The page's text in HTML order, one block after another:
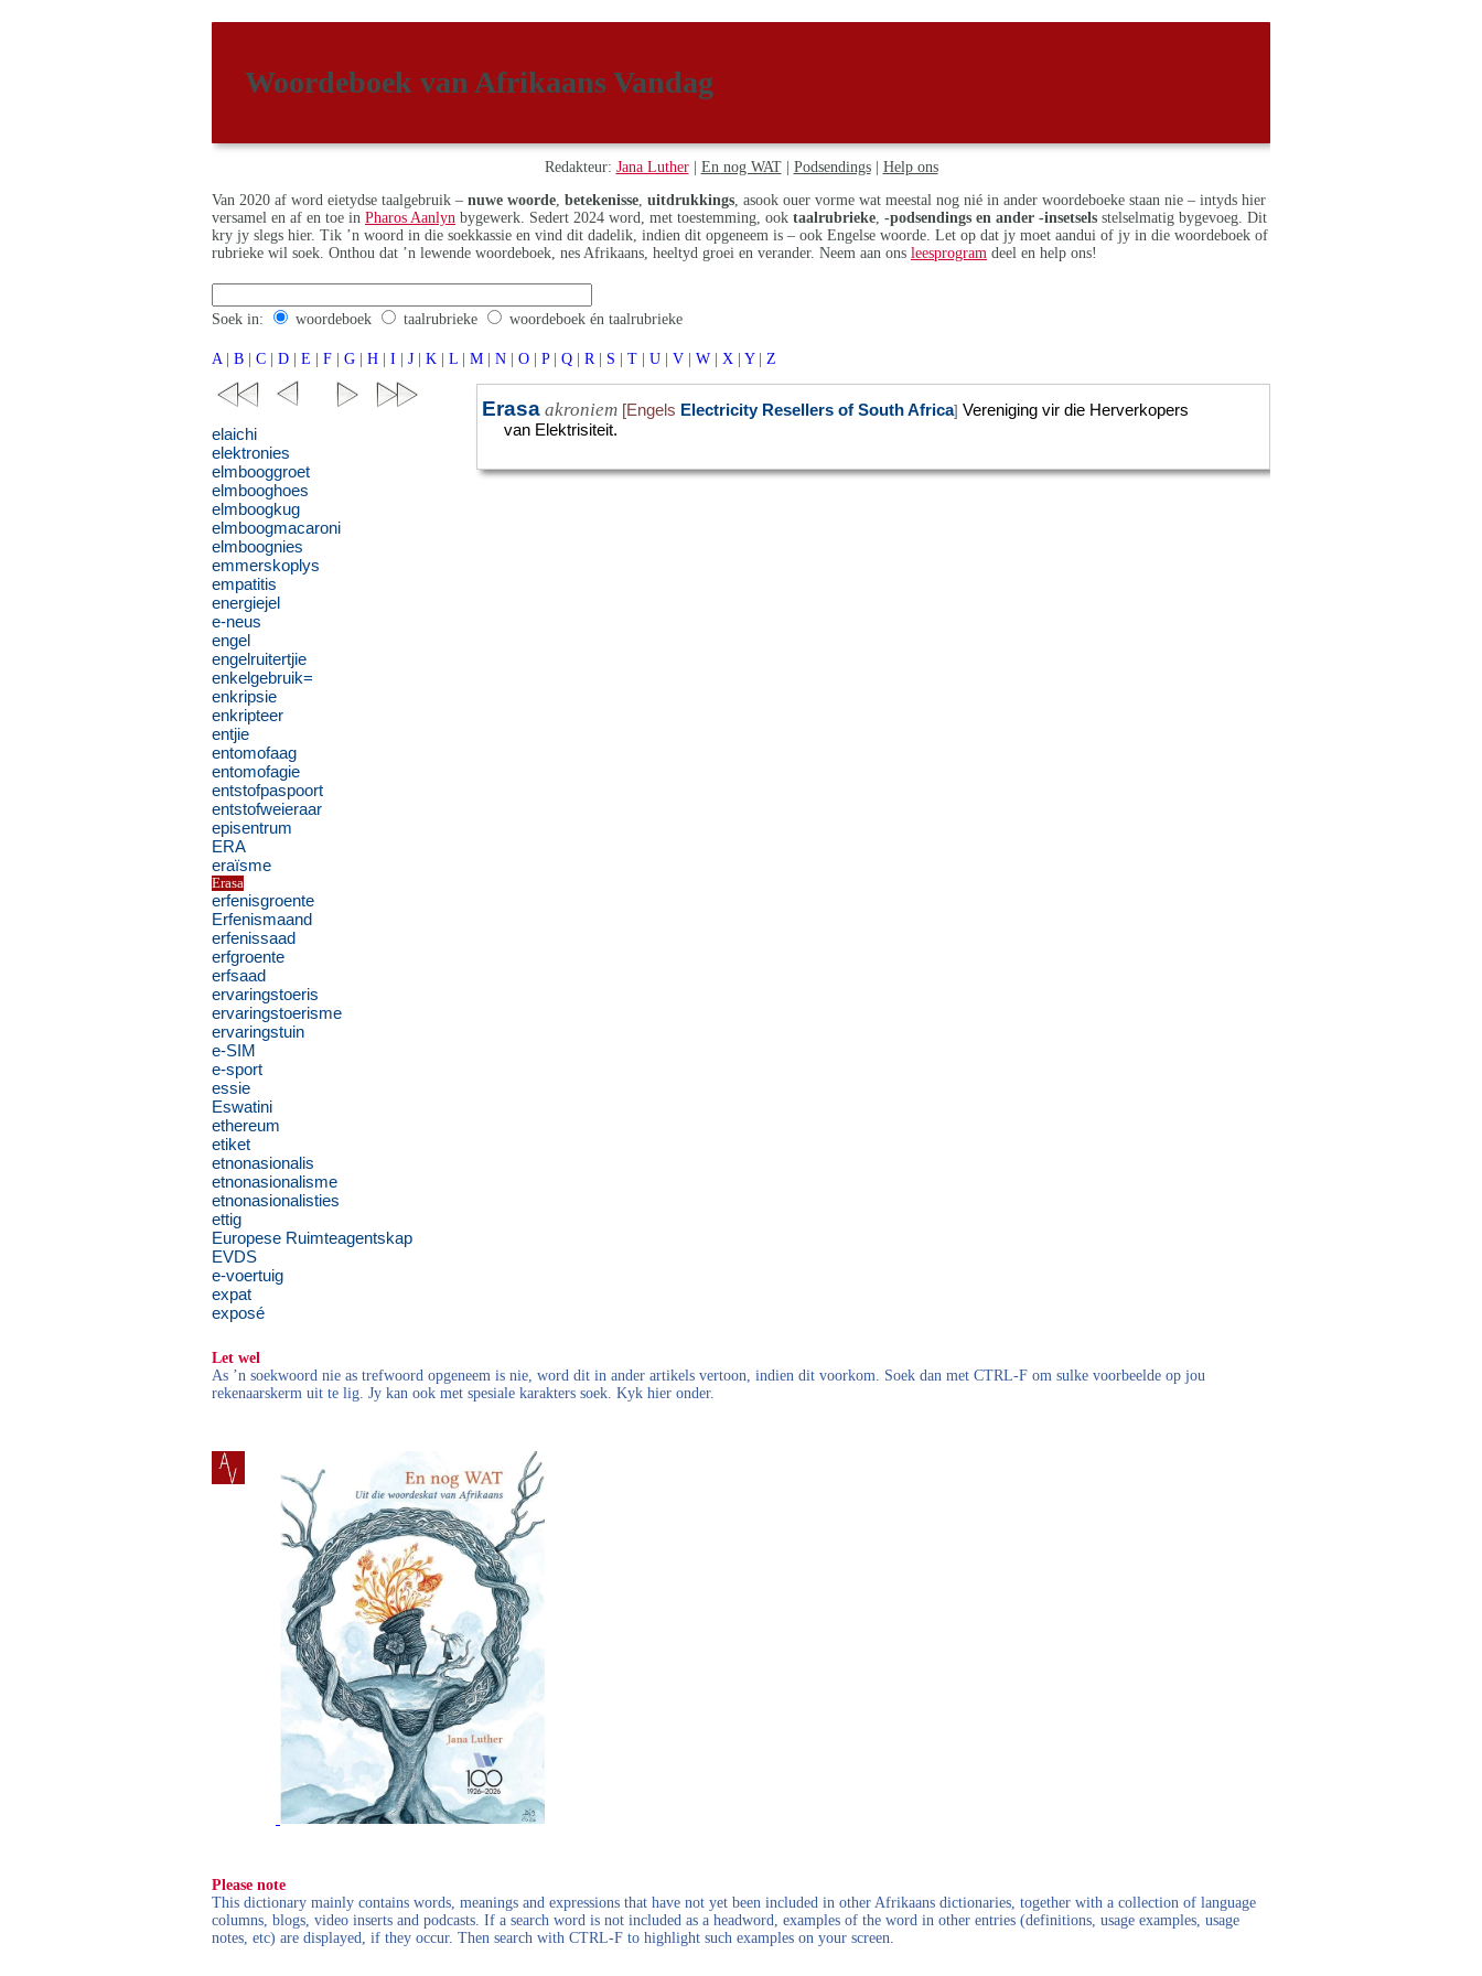
Woordeboek van Afrikaans Vandag
Redakteur: Jana Luther| En nog WAT| Podsendings| Help ons
Van 2020 af word eietydse taalgebruik – nuwe woorde betekenisse uitdrukkings , asook ouer vorme wat meestal nog nié in ander woordeboeke staan nie – intyds hier
versamel en af en toe in Pharos Aanlyn bygewerk. Sedert 2024 word, met toestemming, ook taalrubrieke -podsendings en ander -insetsels stelselmatig bygevoeg. Dit
kry jy slegs hier. Tik ’n woord in die soekkassie en vind dit dadelik, indien dit opgeneem is – ook Engelse woorde. Let op dat jy moet aandui of jy in die woordeboek of
rubrieke wil soek. Onthou dat ’n lewende woordeboek, nes Afrikaans, heeltyd groei en verander. Neem aan ons leesprogram deel en help ons!
Soek in: woordeboek taalrubrieke woordeboek én taalrubrieke
A | B | C | D | E | F | G | H | I | J | K | L | M | N | O | P | Q | R | S | T | U | V | W | X | Y | Z
Erasa akroniem [Engels Electricity Resellers of South Africa] Vereniging vir die Herverkopers
van Elektrisiteit.
elaichi
elektronies
elmbooggroet
elmbooghoes
elmboogkug
elmboogmacaroni
elmboognies
emmerskoplys
empatitis
energiejel
e-neus
engel
engelruitertjie
enkelgebruik=
enkripsie
enkripteer
entjie
entomofaag
entomofagie
entstofpaspoort
entstofweieraar
episentrum
ERA
eraïsme
Erasa
erfenisgroente
Erfenismaand
erfenissaad
erfgroente
erfsaad
ervaringstoeris
ervaringstoerisme
ervaringstuin
e-SIM
e-sport
essie
Eswatini
ethereum
etiket
etnonasionalis
etnonasionalisme
etnonasionalisties
ettig
Europese Ruimteagentskap
EVDS
e-voertuig
expat
exposé
Let wel
As ’n soekwoord nie as trefwoord opgeneem is nie, word dit in ander artikels vertoon, indien dit voorkom. Soek dan met CTRL-F om sulke voorbeelde op jou
rekenaarskerm uit te lig. Jy kan ook met spesiale karakters soek. Kyk hier onder.
Please note
This dictionary mainly contains words, meanings and expressions that have not yet been included in other Afrikaans dictionaries, together with a collection of language
columns, blogs, video inserts and podcasts. If a search word is not included as a headword, examples of the word in other entries (definitions, usage examples, usage
notes, etc) are displayed, if they occur. Then search with CTRL-F to highlight such examples on your screen.